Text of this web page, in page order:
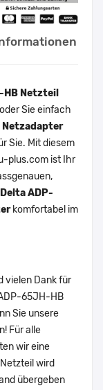
HB Netzteil
Sie einfach
Netzadapter
Sie. Mit diesem
plus.com ist Ihr
Delta ADP-
komfortabel im
vielen Dank für
65JH-HB
Sie unsere
Für alle
wir eine
wird
übergeben